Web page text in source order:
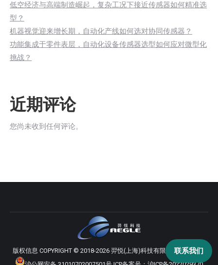
低空经济与高端制造崛起，复杂工况下接近传感器如何精准选
型？
机器视觉迎来增长期，自动化产线如何选对协同传感器？
功能集成于零件表层，自动化设备传感器选型如何应对微型化
挑战？
近期评论
您尚未收到任何评论。
版权信息 COPYRIGHT © 2018-2026 羿悦(上海)科技有限公司 版权所有
联系我们